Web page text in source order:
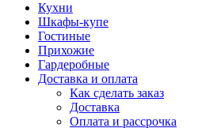
Кухни
Шкафы-купе
Гостиные
Прихожие
Гардеробные
Доставка и оплата
Как сделать заказ
Доставка
Оплата и рассрочка